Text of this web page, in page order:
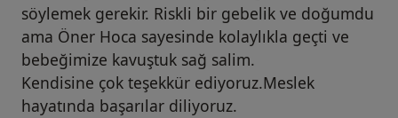
söylemek gerekir. Riskli bir gebelik ve doğumdu
ama Öner Hoca sayesinde kolaylıkla geçti ve
bebeğimize kavuştuk sağ salim.
Kendisine çok teşekkür ediyoruz.Meslek
hayatında başarılar diliyoruz.